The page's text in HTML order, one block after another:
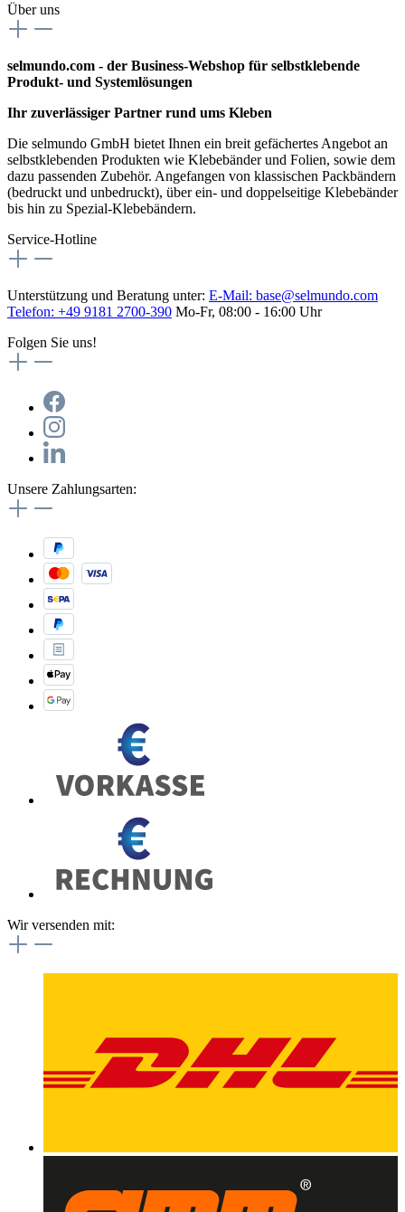
Über uns
selmundo.com - der Business-Webshop für selbstklebende
Produkt- und Systemlösungen
Ihr zuverlässiger Partner rund ums Kleben
Die selmundo GmbH bietet Ihnen ein breit gefächertes Angebot an
selbstklebenden Produkten wie Klebebänder und Folien, sowie dem
dazu passenden Zubehör. Angefangen von klassischen Packbändern
(bedruckt und unbedruckt), über ein- und doppelseitige Klebebänder
bis hin zu Spezial-Klebebändern.
Service-Hotline
Unterstützung und Beratung unter: E-Mail: base@selmundo.com
Telefon: +49 9181 2700-390 Mo-Fr, 08:00 - 16:00 Uhr
Folgen Sie uns!
Unsere Zahlungsarten:
Wir versenden mit: